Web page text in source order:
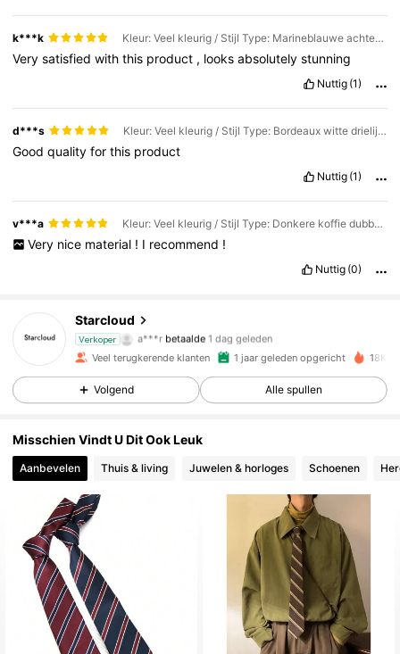
k***k Kleur: Veel kleurig / Stijl Type: Marineblauwe achtergrond geel drieregelig met de hand gemaakt
Verysatisfiedwiththis product , looksabsolutelystunning
Nuttig (1)
d***s Kleur: Veel kleurig / Stijl Type: Bordeaux witte drielijns handgemaakt
Goodqualityforthis product
Nuttig (1)
v***a Kleur: Veel kleurig / Stijl Type: Donkere koffie dubbele witte lijn met de hand geslagen
Very nice material ! I recommend !
Nuttig (0)
Starcloud
Verkoper
4.92
a***r betaalde 1 dag geleden
1 dag geleden
4.92
347 Volgers
4.92
Veel terugkerende klanten 1 jaar geleden opgericht 18K
Volgend Alle spullen
Misschien Vindt U Dit Ook Leuk
Aanbevelen Thuis & living Juwelen & horloges Schoenen